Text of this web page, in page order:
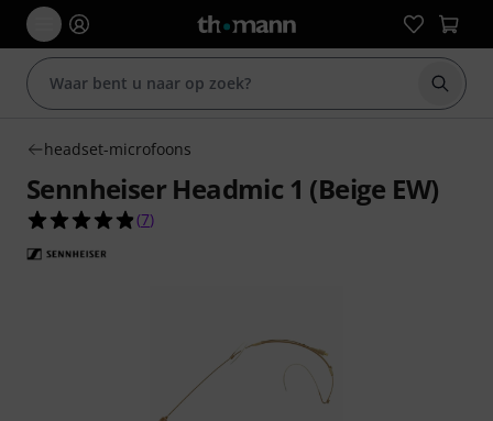
Zoek
headset-microfoons
Sennheiser Headmic 1 (Beige EW)
4.9 van de 5 sterren van 7 klantbeoordelingen
(7)